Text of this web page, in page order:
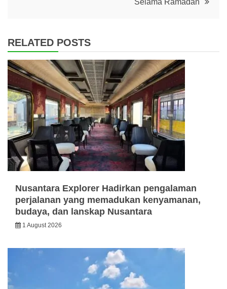
Selama Ramadan
RELATED POSTS
Nusantara Explorer Hadirkan pengalaman
perjalanan yang memadukan kenyamanan,
budaya, dan lanskap Nusantara
1 August 2026